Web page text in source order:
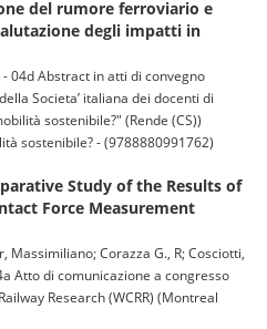
del rumore ferroviario e
degli impatti in
04d Abstract in atti di convegno
Societa’ italiana dei docenti di
sostenibile?" (Rende (CS))
sostenibile? - (9788880991762)
Study of the Results of
Force Measurement
Corazza G., R; Cosciotti,
Atto di comunicazione a congresso
Research (WCRR) (Montreal